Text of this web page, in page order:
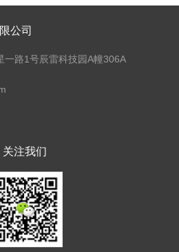
公司
一路1号辰雷科技园A幢306A
关注我们